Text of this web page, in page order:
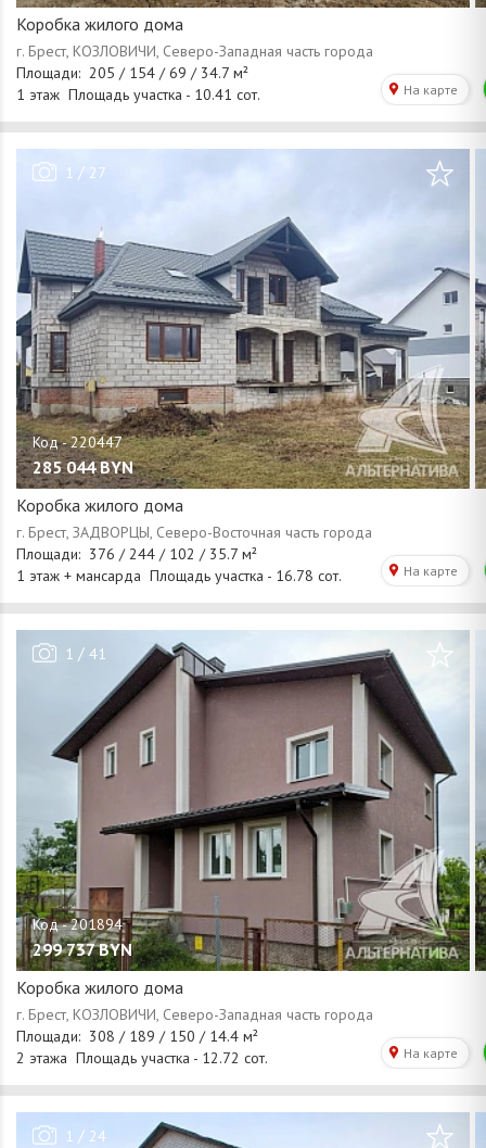
Коробка жилого дома
1 / 27
285 044 BYN
Коробка жилого дома
1 / 41
299 737 BYN
Коробка жилого дома
1 / 24